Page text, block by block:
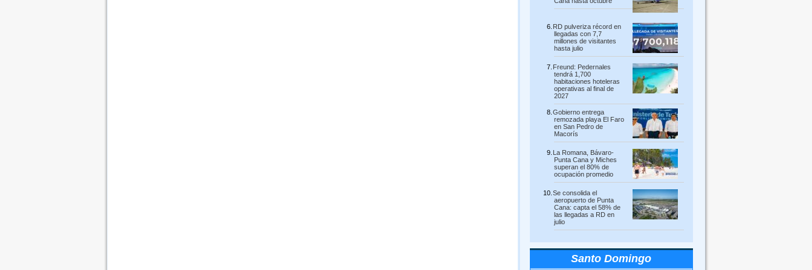
RD pulveriza récord en
llegadas con 7,7
millones de visitantes
hasta julio
Freund: Pedernales
tendrá 1,700
habitaciones hoteleras
operativas al final de
2027
Gobierno entrega
remozada playa El Faro
en San Pedro de
Macorís
La Romana, Bávaro-
Punta Cana y Miches
superan el 80% de
ocupación promedio
Se consolida el
aeropuerto de Punta
Cana: capta el 58% de
las llegadas a RD en
julio
Santo Domingo